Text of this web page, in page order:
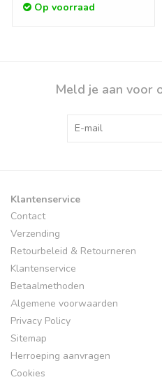
Op voorraad
Meld je aan voor
Klantenservice
Contact
Verzending
Retourbeleid & Retourneren
Klantenservice
Betaalmethoden
Algemene voorwaarden
Privacy Policy
Sitemap
Herroeping aanvragen
Cookies